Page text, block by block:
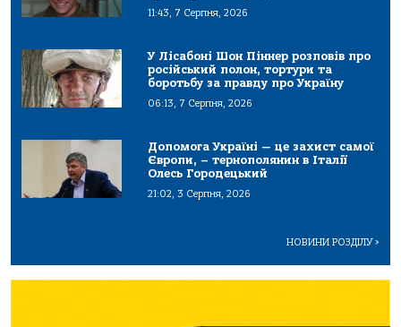
11:43, 7 Серпня, 2026
У Лісабоні Шон Піннер розповів про
російський полон, тортури та
боротьбу за правду про Україну
06:13, 7 Серпня, 2026
Допомога Україні — це захист самої
Європи, – тернополянин в Італії
Олесь Городецький
21:02, 3 Серпня, 2026
НОВИНИ РОЗДІЛУ>